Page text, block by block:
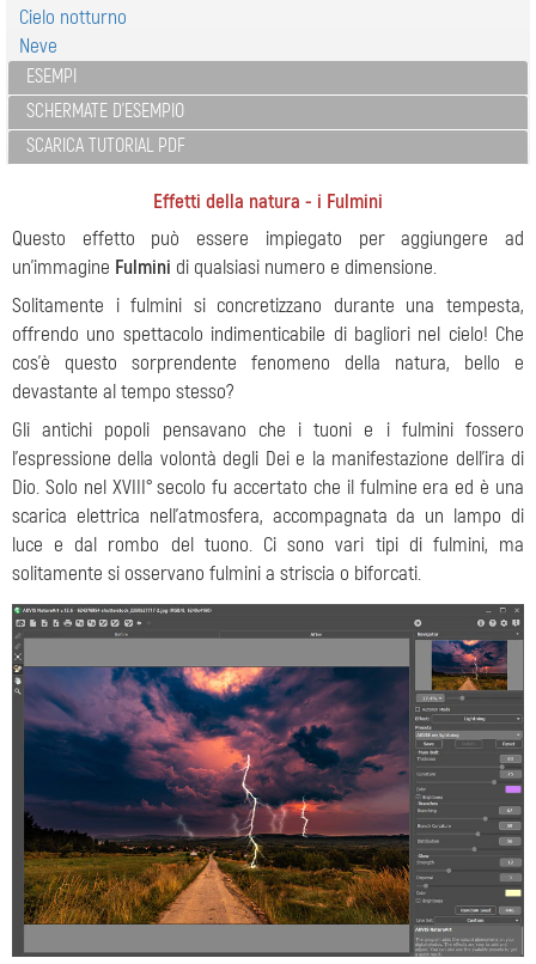
Cielo notturno
Neve
ESEMPI
SCHERMATE D'ESEMPIO
SCARICA TUTORIAL PDF
Effetti della natura - i Fulmini
Questo effetto può essere impiegato per aggiungere ad
un'immagine Fulmini di qualsiasi numero e dimensione.
Solitamente i fulmini si concretizzano durante una tempesta,
offrendo uno spettacolo indimenticabile di bagliori nel cielo! Che
cos'è questo sorprendente fenomeno della natura, bello e
devastante al tempo stesso?
Gli antichi popoli pensavano che i tuoni e i fulmini fossero
l'espressione della volontà degli Dei e la manifestazione dell'ira di
Dio. Solo nel XVIII° secolo fu accertato che il fulmine era ed è una
scarica elettrica nell'atmosfera, accompagnata da un lampo di
luce e dal rombo del tuono. Ci sono vari tipi di fulmini, ma
solitamente si osservano fulmini a striscia o biforcati.